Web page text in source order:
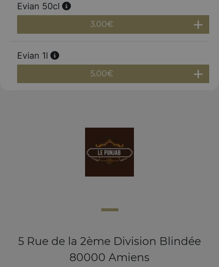
Evian 50cl
3.00€
Evian 1l
5.00€
5 Rue de la 2ème Division Blindée
80000 Amiens